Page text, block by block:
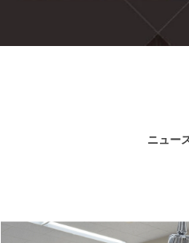
ニュー